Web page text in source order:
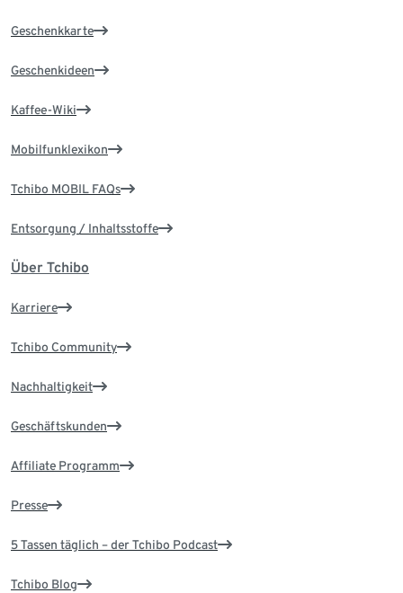
Geschenkkarte
Geschenkideen
Kaffee-Wiki
Mobilfunklexikon
Tchibo MOBIL FAQs
Entsorgung / Inhaltsstoffe
Über Tchibo
Karriere
Tchibo Community
Nachhaltigkeit
Geschäftskunden
Affiliate Programm
Presse
5 Tassen täglich – der Tchibo Podcast
Tchibo Blog